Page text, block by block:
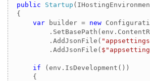
public Startup (
{
var builder = new
        .AddJsonFile(
        .AddJsonFile(
if (env.IsDevelopment())
    {